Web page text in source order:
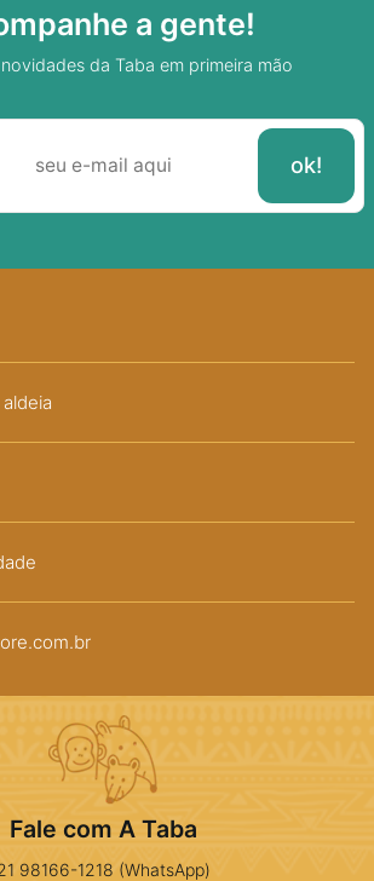
a gente!
da Taba em primeira mão
Fale com A Taba
98166-1218 (WhatsApp)